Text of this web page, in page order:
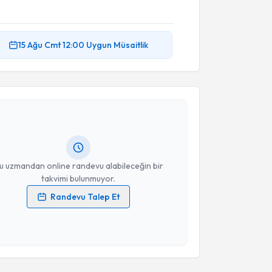
15 Ağu Cmt12:00 Uygun Müsaitlik
uzmandan online randevu alabileceğin bir
takvimi bulunmuyor.
Randevu Talep Et
Talebi
verilerimin işlenmesine ilişkinAydınlatma Metni